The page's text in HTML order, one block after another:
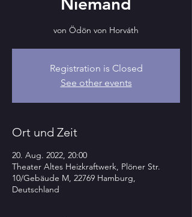
von Ödön von Horváth
Registration is Closed
See other events
Ort und Zeit
20. Aug. 2022, 20:00
Theater Altes Heizkraftwerk, Plöner Str.
10/Gebäude M, 22769 Hamburg,
Deutschland